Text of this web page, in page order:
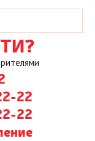
22
22